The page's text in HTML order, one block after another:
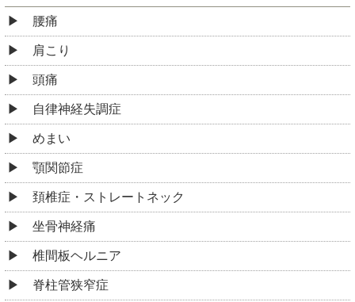
腰痛
肩こり
頭痛
自律神経失調症
めまい
顎関節症
頚椎症・ストレートネック
坐骨神経痛
椎間板ヘルニア
脊柱管狭窄症